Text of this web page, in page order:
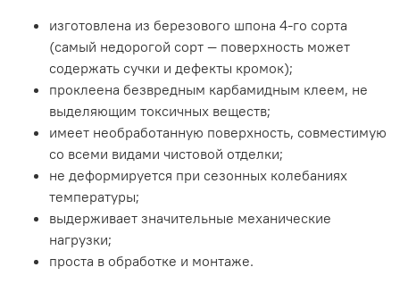
изготовлена из березового шпона 4-го сорта
(самый недорогой сорт — поверхность может
содержать сучки и дефекты кромок);
проклеена безвредным карбамидным клеем, не
выделяющим токсичных веществ;
имеет необработанную поверхность, совместимую
со всеми видами чистовой отделки;
не деформируется при сезонных колебаниях
температуры;
выдерживает значительные механические
нагрузки;
проста в обработке и монтаже.